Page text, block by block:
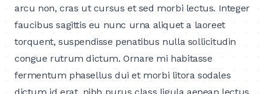
arcu non, cras ut cursus et sed morbi lectus. Integer
faucibus sagittis eu nunc urna aliquet a laoreet
torquent, suspendisse penatibus nulla sollicitudin
congue rutrum dictum. Ornare mi habitasse
fermentum phasellus dui et morbi litora sodales